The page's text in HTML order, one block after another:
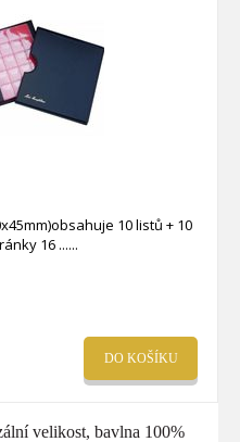
10 listů + 10
16 ...
DO KOŠÍKU
velikost, bavlna 100%